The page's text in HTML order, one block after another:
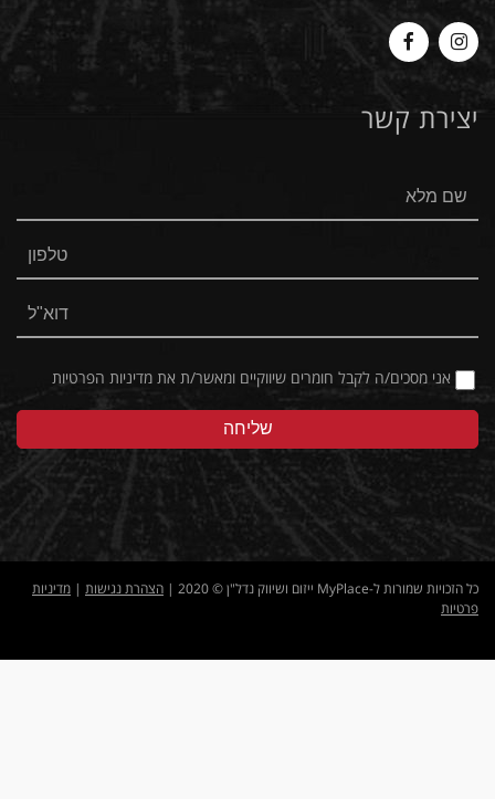
Myplace
-
Instagram
MyPlace
Facebook
יצירת קשר
אני מסכים/ה לקבל חומרים שיווקיים ומאשר/ת את מדיניות הפרטיות
כל הזכויות שמורות ל-MyPlace ייזום ושיווק נדל"ן © 2020 | הצהרת נגישות | מדיניות
פרטיות